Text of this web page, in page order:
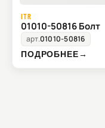
ITR
01010-50816 Болт
арт.01010-50816
ПОДРОБНЕЕ→